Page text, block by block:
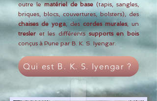
outre lematériel de base (tapis, sangles,
briques, blocs, couvertures, bolsters), des
chaises de yoga, des cordes murales, un
tresler et les différents supports en bois
conçus à Pune par B. K. S. Iyengar.
Qui est B. K. S. Iyengar ?